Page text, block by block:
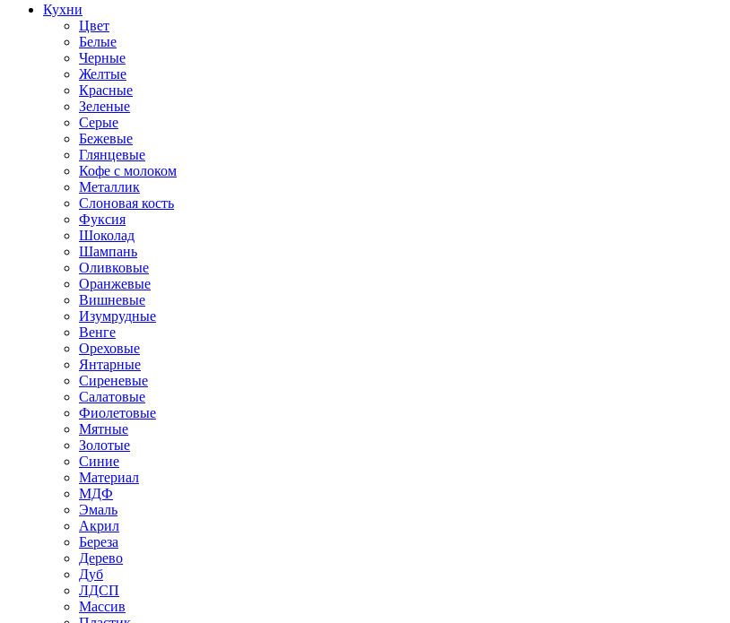
Кухни
Цвет
Белые
Черные
Желтые
Красные
Зеленые
Серые
Бежевые
Глянцевые
Кофе с молоком
Металлик
Слоновая кость
Фуксия
Шоколад
Шампань
Оливковые
Оранжевые
Вишневые
Изумрудные
Венге
Ореховые
Янтарные
Сиреневые
Салатовые
Фиолетовые
Мятные
Золотые
Синие
Материал
МДФ
Эмаль
Акрил
Береза
Дерево
Дуб
ЛДСП
Массив